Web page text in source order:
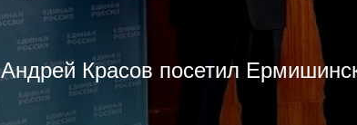
Андрей Красов посетил